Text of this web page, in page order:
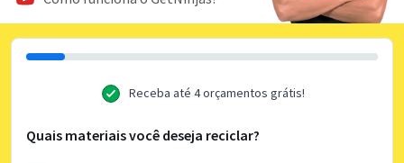
Receba até 4 orçamentos grátis!
Quais materiais você deseja reciclar?